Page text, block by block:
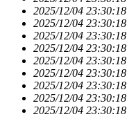
2025/12/04 23:30:18
2025/12/04 23:30:18
2025/12/04 23:30:18
2025/12/04 23:30:18
2025/12/04 23:30:18
2025/12/04 23:30:18
2025/12/04 23:30:18
2025/12/04 23:30:18
2025/12/04 23:30:18